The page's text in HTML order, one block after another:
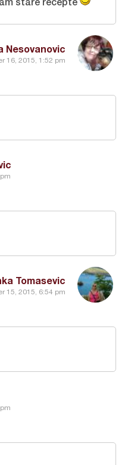
Nesovanovic
16, 2015, 1:52 pm
Tomasevic
15, 2015, 6:54 pm